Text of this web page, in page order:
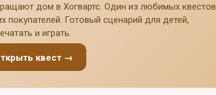
дом в Хогвартс. Один из любимых квестов
покупателей. Готовый сценарий для детей,
и играть.
квест →